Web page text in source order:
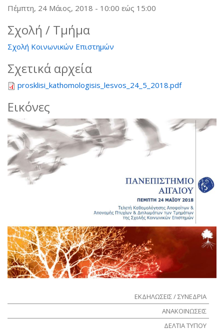
Πέμπτη, 24 Μάιος, 2018 - 10:00 εώς 15:00
Σχολή / Τμήμα
Σχολή Κοινωνικών Επιστημών
Σχετικά αρχεία
prosklisi_kathomologisis_lesvos_24_5_2018.pdf
Εικόνες
ΕΚΔΗΛΩΣΕΙΣ / ΣΥΝΕΔΡΙΑ
ΑΝΑΚΟΙΝΩΣΕΙΣ
ΔΕΛΤΙΑ ΤΥΠΟΥ